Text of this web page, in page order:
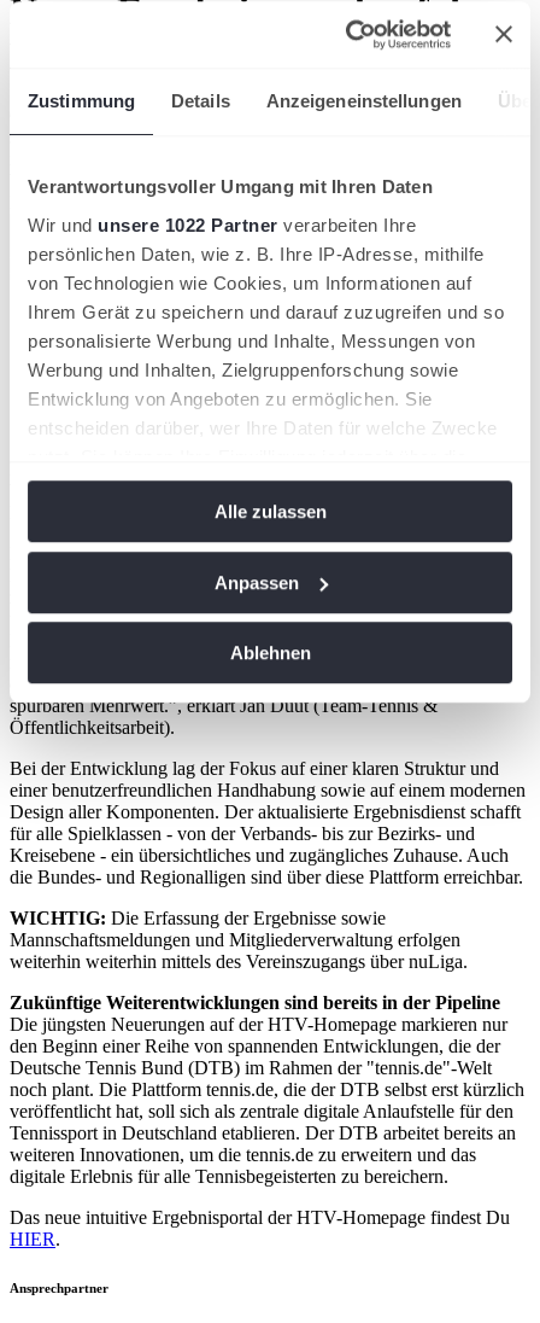
Zustimmung Details Anzeigeneinstellungen
Verantwortungsvoller Umgang mit Ihren Daten
Wir und unsere 1022 Partner verarbeiten Ihre
persönlichen Daten, wie z. B. Ihre IP-Adresse, mithilfe
von Technologien wie Cookies, um Informationen auf
Ihrem Gerät zu speichern und darauf zuzugreifen und so
personalisierte Werbung und Inhalte, Messungen von
Werbung und Inhalten, Zielgruppenforschung sowie
Entwicklung von Angeboten zu ermöglichen. Sie
entscheiden darüber, wer Ihre Daten für welche Zwecke
Cookie-Erklärung oder durch Klicken auf das Privacy
Trigger Symbol ändern oder widerrufen
Wenn Sie es erlauben, würden wir auch gerne:
bestimmten Merkmalen (Fingerprinting) identifizieren
verarbeitet werden, und legen Sie Ihre Präferenzen im
Abschnitt Einzelheitenfest.
Wir verwenden Cookies, um Inhalte und Anzeigen zu
zu können und die Zugriffe auf unsere Website zu
analysieren. Außerdem geben wir Informationen zu Ihrer
soziale Medien, Werbung und Analysen weiter. Unsere
Partner führen diese Informationen möglicherweise mit
weiteren Daten zusammen, die Sie ihnen bereitgestellt
haben oder die sie im Rahmen Ihrer Nutzung der Dienste
gesammelt haben. DieCookie-Einstellungenkönnen
jederzeit über den Link im Footer aufgerufen und
angepasst werden.
Alle zulassen
Anpassen
Ablehnen
Neues Ergebnisportal auf der
Gruppen, Spielpläne, Ergebnisse und Mannschaften werden ab
sofort direkt auf der HTV-Homepage abgebildet - über die neue
Verband
Hessischer Tennis-Verband
bedeutende Neuerung: die direkte Einbindung des
Mannschaftsspielbetriebs auf der neuen HTV-Website.
Früher waren Spielpläne, Ergebnisse, Tabellen und
Mannschaftsportrait ausschließlich über das Ergebnisportal nuLiga
zugänglich. Ab sofort ist der gesamte Ergebnisdienst nahtlos in
unsere Verbandsseite und der tennis.de integriert. “Der bisherige
nicht mehr auf der Höhe der Zeit. Mit dem neuen Layout haben wir
das endlich verbessert und bieten allen hessischen Teams einen
spürbaren Mehrwert.”, erklärt Jan Duut (Team-Tennis &
Öffentlichkeitsarbeit).
Bei der Entwicklung lag der Fokus auf einer klaren Struktur und
einer benutzerfreundlichen Handhabung sowie auf einem modernen
Design aller Komponenten. Der aktualisierte Ergebnisdienst schafft
für alle Spielklassen - von der Verbands- bis zur Bezirks- und
Kreisebene - ein übersichtliches und zugängliches Zuhause. Auch
die Bundes- und Regionalligen sind über diese Plattform erreichbar.
WICHTIG: Die Erfassung der Ergebnisse sowie
Mannschaftsmeldungen und Mitgliederverwaltung erfolgen
weiterhin weiterhin mittels des Vereinszugangs über nuLiga.
Zukünftige Weiterentwicklungen sind bereits in der Pipeline
Die jüngsten Neuerungen auf der HTV-Homepage markieren nur
den Beginn einer Reihe von spannenden Entwicklungen, die der
Deutsche Tennis Bund (DTB) im Rahmen der "tennis.de"-Welt
noch plant. Die Plattform tennis.de, die der DTB selbst erst kürzlich
veröffentlicht hat, soll sich als zentrale digitale Anlaufstelle für den
Tennissport in Deutschland etablieren. Der DTB arbeitet bereits an
weiteren Innovationen, um die tennis.de zu erweitern und das
digitale Erlebnis für alle Tennisbegeisterten zu bereichern.
Das neue intuitive Ergebnisportal der HTV-Homepage findest Du
HIER.
Ansprechpartner